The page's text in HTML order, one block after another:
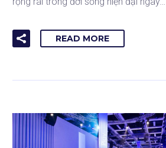
READ MORE